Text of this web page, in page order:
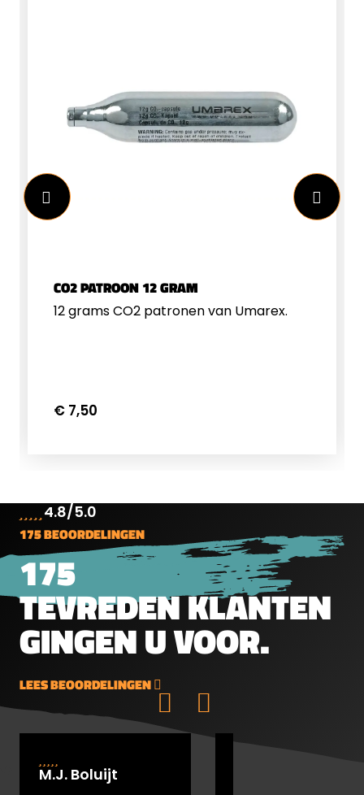
CO2 PATROON 12 GRAM
12 grams CO2 patronen van Umarex.
€ 7,50
4.8/5.0
175 BEOORDELINGEN
175
TEVREDEN KLANTEN
GINGEN U VOOR.
LEES BEOORDELINGEN
M.J. Boluijt